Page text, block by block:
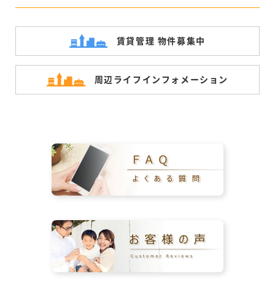
賃貸管理 物件募集中
周辺ライフ インフォメーション